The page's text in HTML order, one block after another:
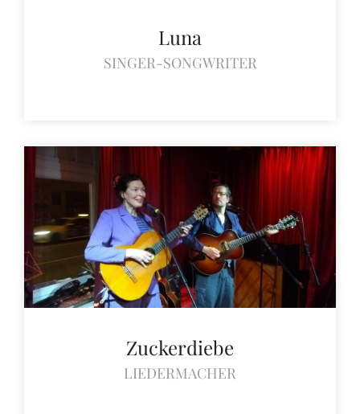
Luna
SINGER-SONGWRITER
Zuckerdiebe
LIEDERMACHER